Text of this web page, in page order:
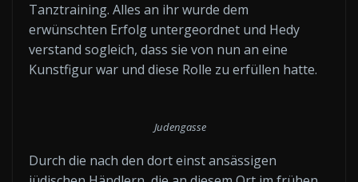
Tanztraining. Alles an ihr wurde dem
erwünschten Erfolg untergeordnet und Hedy
verstand sogleich, dass sie von nun an eine
Kunstfigur war und diese Rolle zu erfüllen hatte.
Judengasse
Durch die nach den dort einst ansässigen